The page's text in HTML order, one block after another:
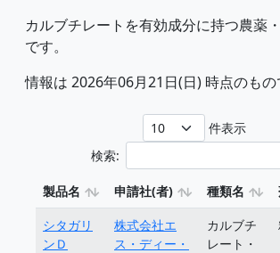
カルブチレートを有効成分に持つ農薬
です。
情報は 2026年06月21日(日) 時点のもの
件表示
検索:
製品名 申請社(者) 種類名
シタガリ
ンＤ
株式会社エ
ス・ディー・
カルブチ
レート・